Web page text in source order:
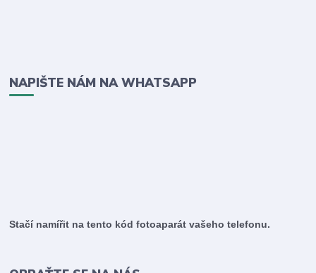
NAPIŠTE NÁM NA WHATSAPP
Stačí namířit na tento kód fotoaparát vašeho telefonu.